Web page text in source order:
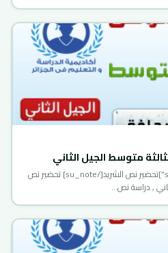
متوسط الجيل الثاني
[su_note note_color=”#53defb”]تحضير نص الشريد[/su_note] تحضير نص
, دراسة نص…